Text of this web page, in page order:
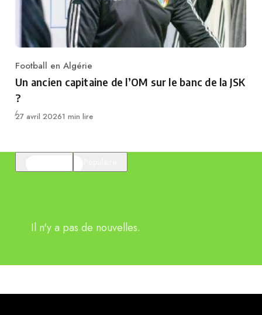
Category
Football en Algérie
Un ancien capitaine de l’OM sur le banc de la JSK
?
Publié
27 avril 20261 min lire
Il n'y a pas de nouvelles.